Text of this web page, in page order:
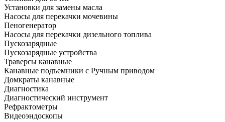
Установки для замены масла
Насосы для перекачки мочевины
Пеногенератор
Насосы для перекачки дизельного топлива
Пускозарядные
Пускозарядные устройства
Траверсы канавные
Канавные подъемники с Ручным приводом
Домкраты канавные
Диагностика
Диагностический инструмент
Рефрактометры
Видеоэндоскопы